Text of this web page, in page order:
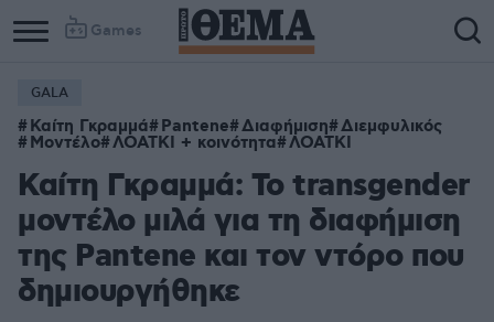
Games
GALA
Καίτη Γκραμμά Pantene Διαφήμιση Διεμφυλικός
Μοντέλο ΛΟΑΤΚΙ + κοινότητα ΛΟΑΤΚΙ
Καίτη Γκραμμά: Το transgender
μοντέλο μιλά για τη διαφήμιση
της Pantene και τον ντόρο που
δημιουργήθηκε